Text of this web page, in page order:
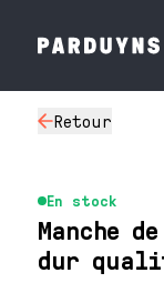
Retour
En stock
Manche
dur